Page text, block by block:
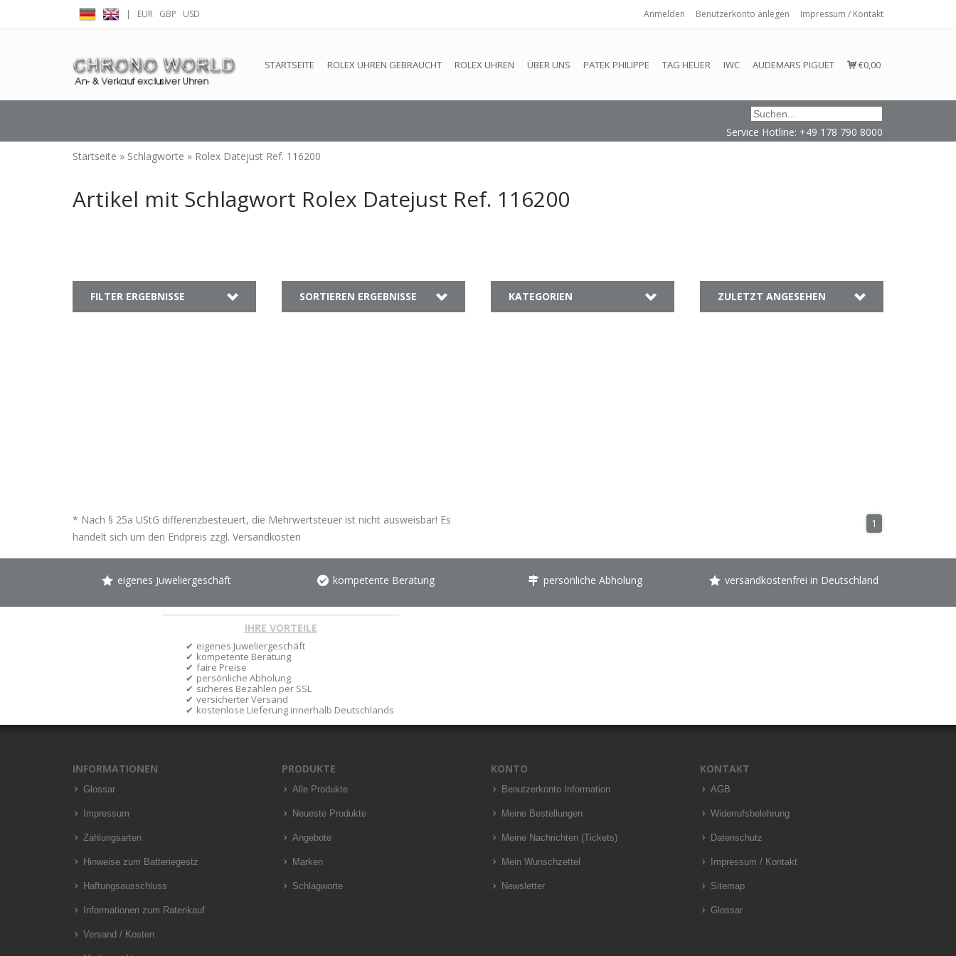
| EUR GBP USD Anmelden Benutzerkonto anlegen Impressum / Kontakt
STARTSEITE ROLEX UHREN GEBRAUCHT ROLEX UHREN ÜBER UNS PATEK PHILIPPE TAG HEUER IWC AUDEMARS PIGUET €0,00
Service Hotline: +49 178 790 8000
Startseite » Schlagworte » Rolex Datejust Ref. 116200
Artikel mit Schlagwort Rolex Datejust Ref. 116200
FILTER ERGEBNISSE SORTIEREN ERGEBNISSE KATEGORIEN ZULETZT ANGESEHEN
* Nach § 25a UStG differenzbesteuert, die Mehrwertsteuer ist nicht ausweisbar! Es
handelt sich um den Endpreis zzgl. Versandkosten
1
eigenes Juweliergeschäft kompetente Beratung persönliche Abholung versandkostenfrei in Deutschland
IHRE VORTEILE
eigenes Juweliergeschäft
kompetente Beratung
faire Preise
persönliche Abholung
sicheres Bezahlen per SSL
versicherter Versand
kostenlose Lieferung innerhalb Deutschlands
INFORMATIONEN
Glossar
Impressum
Zahlungsarten
Hinweise zum Batteriegestz
Haftungsausschluss
Informationen zum Ratenkauf
Versand / Kosten
PRODUKTE
Alle Produkte
Neueste Produkte
Angebote
Marken
Schlagworte
KONTO
Benutzerkonto Information
Meine Bestellungen
Meine Nachrichten (Tickets)
Mein Wunschzettel
Newsletter
KONTAKT
AGB
Widerrufsbelehrung
Datenschutz
Impressum / Kontakt
Sitemap
Glossar
← Zurück zum Backoffice Dieser Shop befindet sich im Aufbau. Eventuell können nicht alle Bestellungen eingehalten oder erfüllt werden.